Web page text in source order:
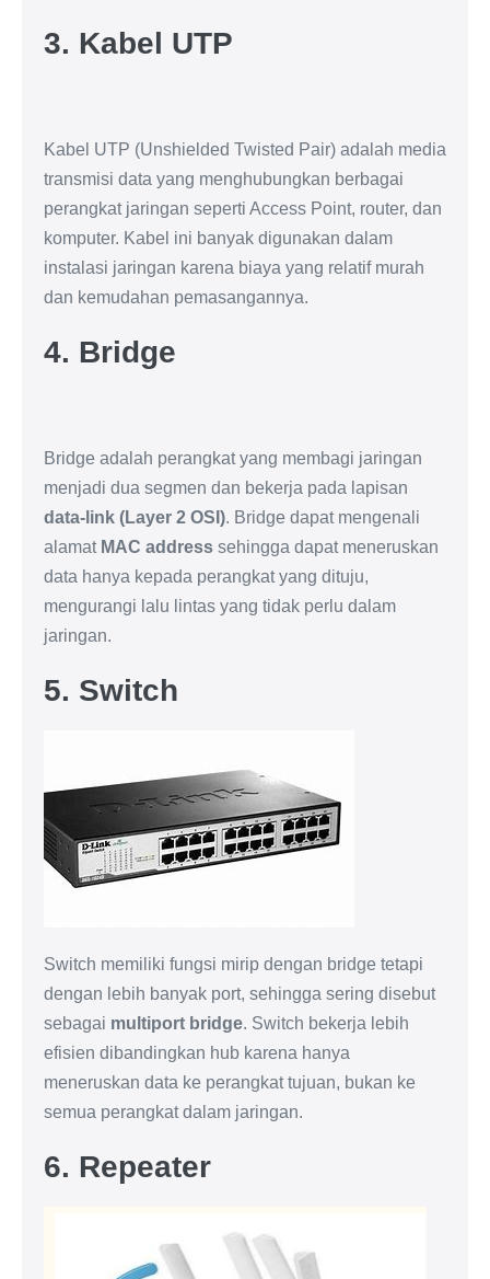
3. Kabel UTP
Kabel UTP (Unshielded Twisted Pair) adalah media
transmisi data yang menghubungkan berbagai
perangkat jaringan seperti Access Point, router, dan
komputer. Kabel ini banyak digunakan dalam
instalasi jaringan karena biaya yang relatif murah
dan kemudahan pemasangannya.
4. Bridge
Bridge adalah perangkat yang membagi jaringan
menjadi dua segmen dan bekerja pada lapisan
data-link (Layer 2 OSI). Bridge dapat mengenali
alamat MAC address sehingga dapat meneruskan
data hanya kepada perangkat yang dituju,
mengurangi lalu lintas yang tidak perlu dalam
jaringan.
5. Switch
Switch memiliki fungsi mirip dengan bridge tetapi
dengan lebih banyak port, sehingga sering disebut
sebagai multiport bridge. Switch bekerja lebih
efisien dibandingkan hub karena hanya
meneruskan data ke perangkat tujuan, bukan ke
semua perangkat dalam jaringan.
6. Repeater